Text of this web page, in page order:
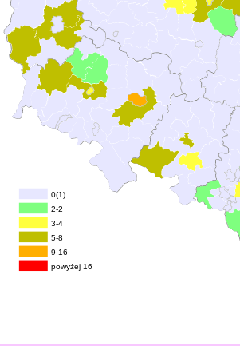
0(1)
2-2
3-4
5-8
9-16
powyżej 16